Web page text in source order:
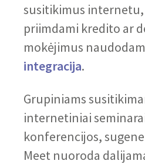
susitikimus internetu,
priimdami kredito ar
mokėjimus
integracija.
Grupiniams
internetiniai
konferencijos,
Meet nuoroda